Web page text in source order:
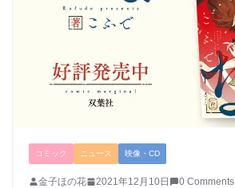
コミック ニュース 映像・CD
金子ほの花 2021年12月10日
0 Comments